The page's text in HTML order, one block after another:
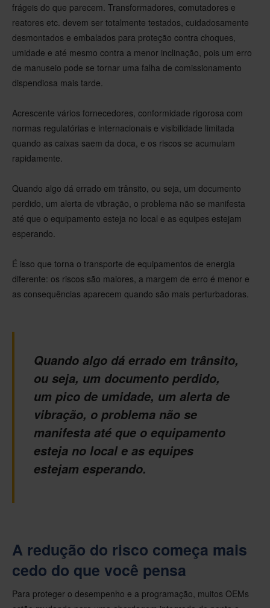
frágeis do que parecem. Transformadores, comutadores e
reatores etc. devem ser totalmente testados, cuidadosamente
desmontados e embalados para proteção contra choques,
umidade e até mesmo contra a menor inclinação, pois um erro
de manuseio pode se tornar uma falha de comissionamento
dispendiosa mais tarde.
Acrescente vários fornecedores, conformidade rigorosa com
normas regulatórias e internacionais e visibilidade limitada
quando as caixas saem da doca, e os riscos se acumulam
rapidamente.
Quando algo dá errado em trânsito, ou seja, um documento
perdido, um alerta de vibração, o problema não se manifesta
até que o equipamento esteja no local e as equipes estejam
esperando.
É isso que torna o transporte de equipamentos de energia
diferente: os riscos são maiores, a margem de erro é menor e
as consequências aparecem quando são mais perturbadoras.
Quando algo dá errado em trânsito,
ou seja, um documento perdido,
um pico de umidade, um alerta de
vibração, o problema não se
manifesta até que o equipamento
esteja no local e as equipes
estejam esperando.
A redução do risco começa mais
cedo do que você pensa
Para proteger o desempenho e a programação, muitos OEMs